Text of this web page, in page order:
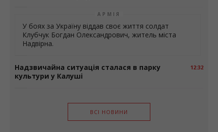
АРМІЯ
У боях за Україну віддав своє життя солдат
Клубчук Богдан Олександрович, житель міста
Надвірна.
12:32
Надзвичайна ситуація сталася в парку
культури у Калуші
ВСІ НОВИНИ